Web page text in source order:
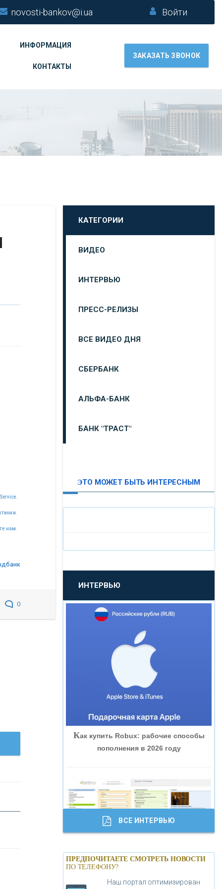
novosti-bankov@i.ua Войти
ИНФОРМАЦИЯ
КОНТАКТЫ
ЗАКАЗАТЬ ЗВОНОК
нам.
0
КАТЕГОРИИ
ВИДЕО
ИНТЕРВЬЮ
ПРЕСС-РЕЛИЗЫ
ВСЕ ВИДЕО ДНЯ
СБЕРБАНК
АЛЬФА-БАНК
БАНК "ТРАСТ"
«ПРОМСВЯЗЬБАНК»
«НОВИКОМБАНК»
«СМП БАНК»
«ВНЕШПРОМБАНК»
«БАНК ГЛОБЭКС»
«ТРАСТ»
«ГАЗПРОМБАНК»
«МОСКОВСКИЙ КРЕДИТНЫЙ
БАНК»
ЭТО МОЖЕТ БЫТЬ ИНТЕРЕСНЫМ
ИНТЕРВЬЮ
Как купить Robux: рабочие способы
пополнения в 2026 году
Банки.ру обновил логотип впервые за
19 лет - «Лента новостей»
ВСЕ ИНТЕРВЬЮ
ПРЕДПОЧИТАЕТЕ СМОТРЕТЬ НОВОСТИ
ПО ТЕЛЕФОНУ?
Наш портал оптимизирован